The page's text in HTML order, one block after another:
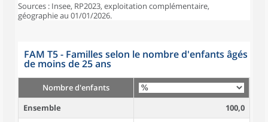
Sources : Insee, RP2023, exploitation complémentaire,
géographie au 01/01/2026.
FAM T5 - Familles selon le nombre d'enfants âgés
de moins de 25 ans
Nombre d'enfants
Ensemble
100,0